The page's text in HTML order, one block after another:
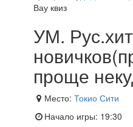
Вау квиз
УМ.
проще
Место: Токио Сити
Начало игры: 19:30